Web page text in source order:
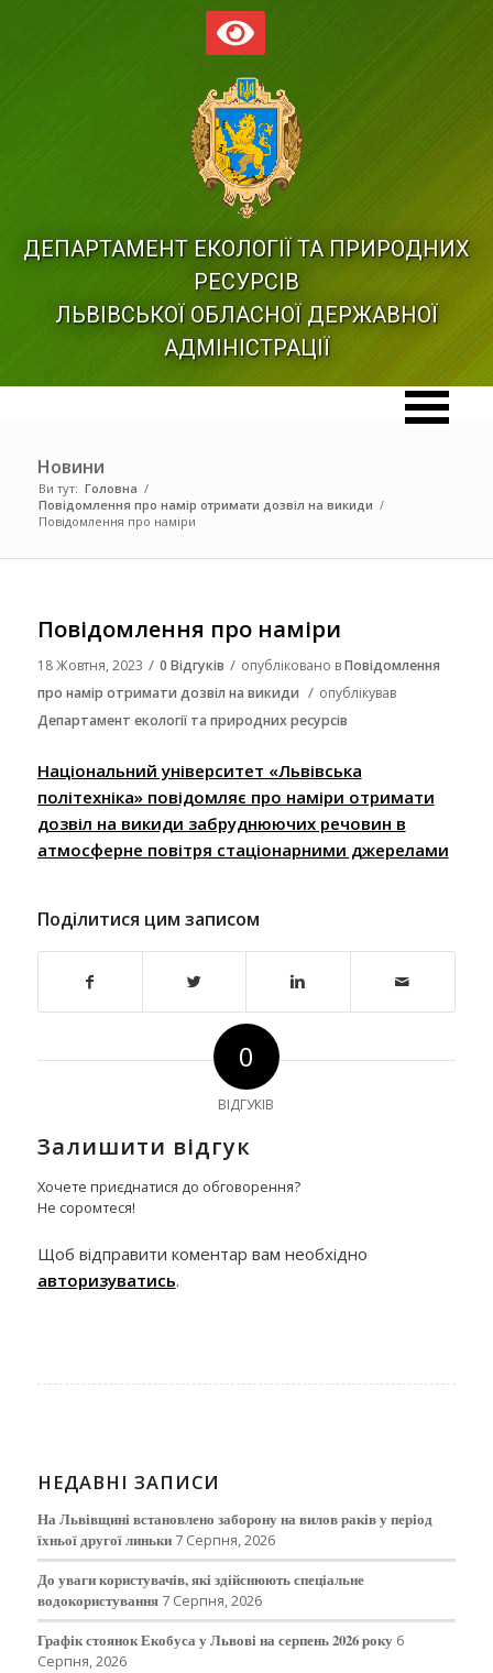
ДЕПАРТАМЕНТ ЕКОЛОГІЇ ТА ПРИРОДНИХ
РЕСУРСІВ
ЛЬВІВСЬКОЇ ОБЛАСНОЇ ДЕРЖАВНОЇ
АДМІНІСТРАЦІЇ
Новини
Ви тут: Головна /
Повідомлення про намір отримати дозвіл на викиди /
Повідомлення про наміри
Повідомлення про наміри
18 Жовтня, 2023 / 0 Відгуків / опубліковано вПовідомлення
про намір отримати дозвіл на викиди / опублікував
Департамент екології та природних ресурсів
Національний університет «Львівська
політехніка» повідомляє про наміри отримати
дозвіл на викиди забруднюючих речовин в
атмосферне повітря стаціонарними джерелами
Поділитися цим записом
0
ВІДГУКІВ
Залишити відгук
Хочете приєднатися до обговорення?
Не соромтеся!
Щоб відправити коментар вам необхідно
авторизуватись.
НЕДАВНІ ЗАПИСИ
На Львівщині встановлено заборону на вилов раків у період
їхньої другої линьки 7 Серпня, 2026
До уваги користувачів, які здійснюють спеціальне
водокористування 7 Серпня, 2026
Графік стоянок Екобуса у Львові на серпень 2026 року 6
Серпня, 2026